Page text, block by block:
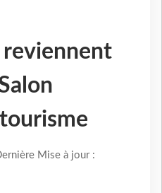
reviennent
Mise à jour :